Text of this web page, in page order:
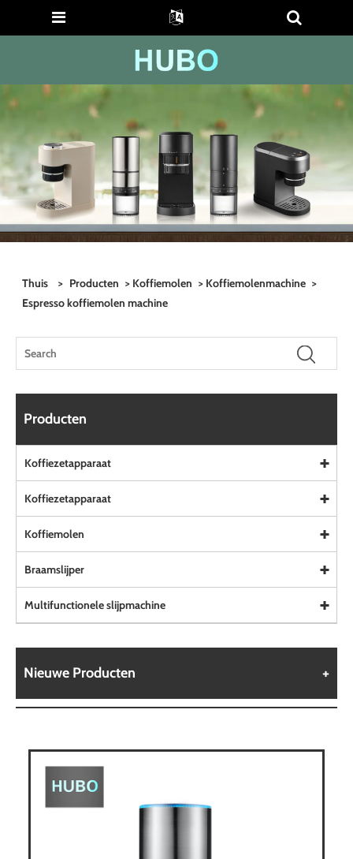
Thuis > Producten > Koffiemolen > Koffiemolenmachine >
Espresso koffiemolen machine
Producten
Koffiezetapparaat
Koffiezetapparaat
Koffiemolen
Braamslijper
Multifunctionele slijpmachine
Nieuwe Producten